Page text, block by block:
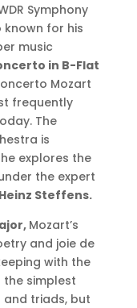
Symphony
known for his
music
in B-Flat
Mozart
frequently
The
is
explores the
the expert
Steffens.
Mozart’s
and joie de
with the
the simplest
and triads, but